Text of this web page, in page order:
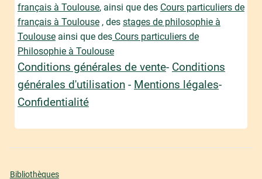
français à Toulouse, ainsi que des Cours particuliers de
français à Toulouse, des stages de philosophie à
Toulouseainsi que desCours particuliers de
Philosophie à Toulouse
Conditions générales de vente- Conditions
générales d'utilisation- Mentions légales-
Confidentialité
Bibliothèques